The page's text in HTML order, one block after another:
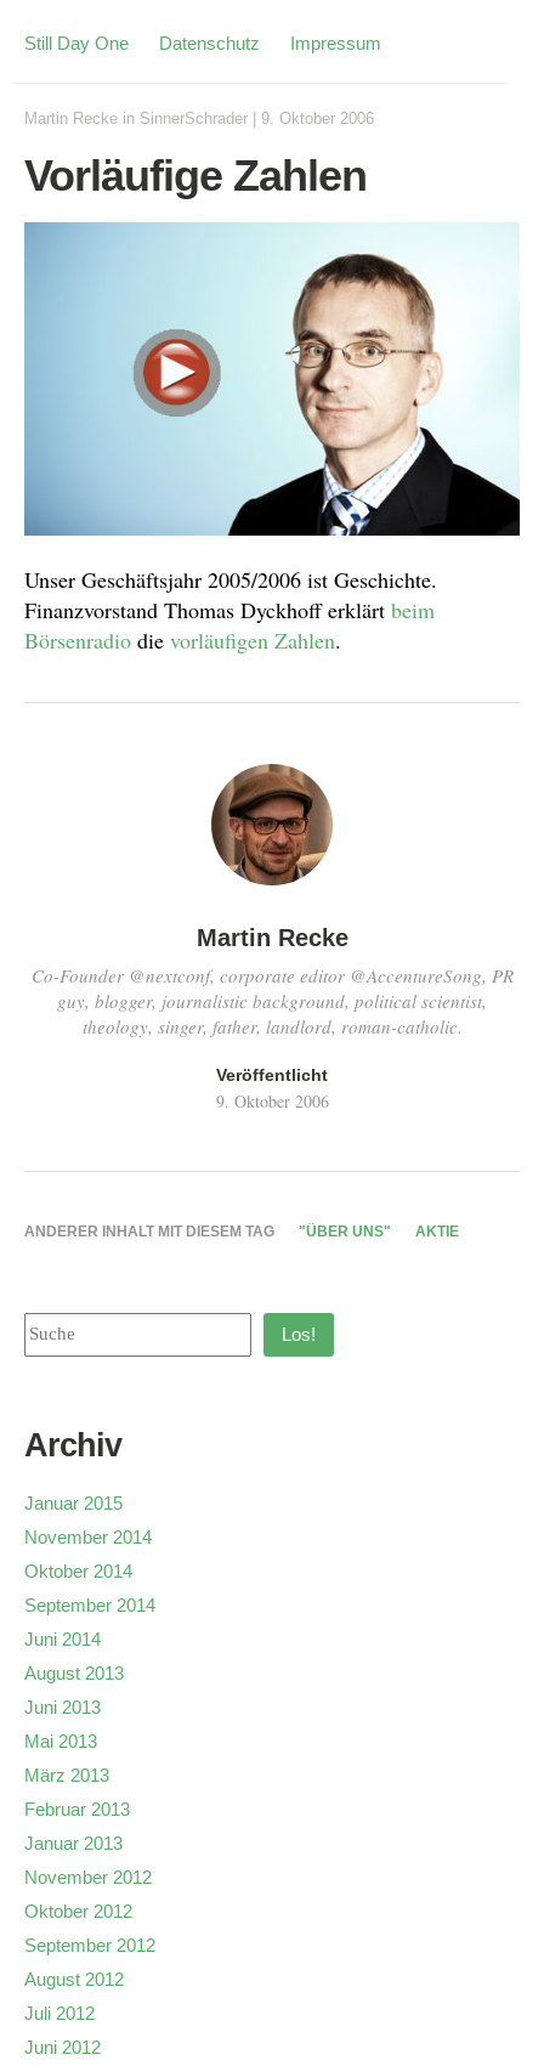
Still Day One Datenschutz Impressum
Martin Recke in SinnerSchrader 9. Oktober 2006
Vorläufige Zahlen
Unser Geschäftsjahr 2005/2006 ist Geschichte.
Finanzvorstand Thomas Dyckhoff erklärt beim
Börsenradio die vorläufigen Zahlen.
Martin Recke
Co-Founder @nextconf, corporate editor @AccentureSong, PR
guy, blogger, journalistic background, political scientist,
theology, singer, father, landlord, roman-catholic.
Veröffentlicht
9. Oktober 2006
ANDERER INHALT MIT DIESEM TAG "ÜBER UNS" AKTIE
Los!
Archiv
Januar 2015
November 2014
Oktober 2014
September 2014
Juni 2014
August 2013
Juni 2013
Mai 2013
März 2013
Februar 2013
Januar 2013
November 2012
Oktober 2012
September 2012
August 2012
Juli 2012
Juni 2012